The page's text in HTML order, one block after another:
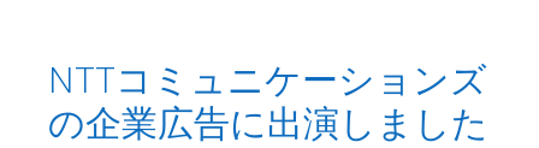
NTTコミュニケーションズ
の企業広告に出演しました